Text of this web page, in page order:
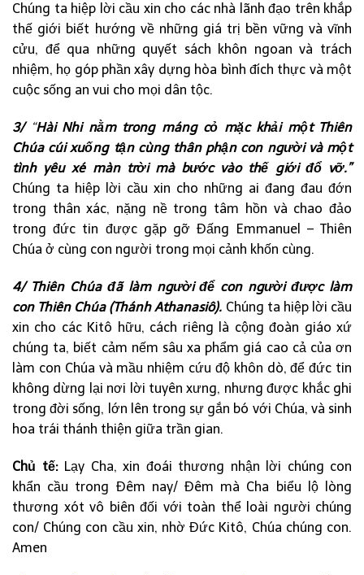
Chúng ta hiệp lời cầu xin cho các nhà lãnh đạo trên khắp
thế giới biết hướng về những giá trị bền vững và vĩnh
cửu, để qua những quyết sách khôn ngoan và trách
nhiệm, họ góp phần xây dựng hòa bình đích thực và một
cuộc sống an vui cho mọi dân tộc.
3/“Hài Nhi nằm trong máng cỏ mặc khải một Thiên
Chúa cúi xuống tận cùng thân phận con người và một
tình yêu xé màn trời mà bước vào thế giới đổ vỡ.”
Chúng ta hiệp lời cầu xin cho những ai đang đau đớn
trong thân xác, nặng nề trong tâm hồn và chao đảo
trong đức tin được gặp gỡ Đấng Emmanuel – Thiên
Chúa ở cùng con người trong mọi cảnh khốn cùng.
4/ Thiên Chúa đã làm người để con người được làm
con Thiên Chúa (Thánh Athanasiô). Chúng ta hiệp lời cầu
xin cho các Kitô hữu, cách riêng là cộng đoàn giáo xứ
chúng ta, biết cảm nếm sâu xa phẩm giá cao cả của ơn
làm con Chúa và mầu nhiệm cứu độ khôn dò, để đức tin
không dừng lại nơi lời tuyên xưng, nhưng được khắc ghi
trong đời sống, lớn lên trong sự gắn bó với Chúa, và sinh
hoa trái thánh thiện giữa trần gian.
Chủ tế:Lạy Cha, xin đoái thương nhận lời chúng con
khẩn cầu trong Đêm nay/ Đêm mà Cha biểu lộ lòng
thương xót vô biên đối với toàn thể loài người chúng
con/ Chúng con cầu xin, nhờ Đức Kitô, Chúa chúng con.
Amen